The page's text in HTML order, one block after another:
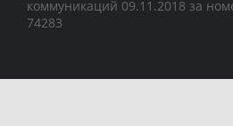
коммуникаций 09.11.2018 за
74283